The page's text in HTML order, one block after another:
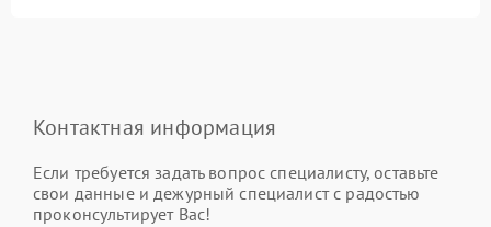
Контактная информация
Если требуется задать вопрос специалисту, оставьте
свои данные и дежурный специалист с радостью
проконсультирует Вас!